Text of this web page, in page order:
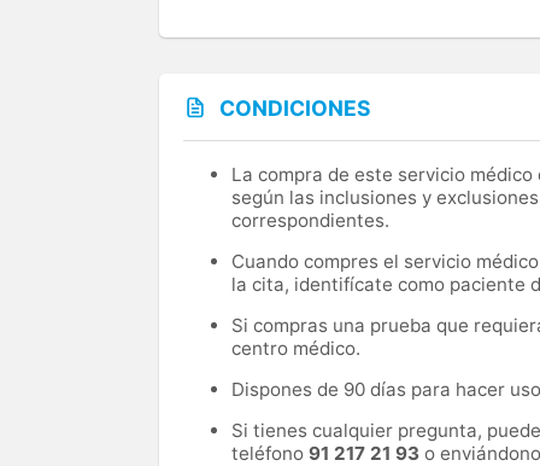
CONDICIONES
La compra de este servicio
según las inclusiones y
correspondientes.
Cuando compres el servicio
la cita, identifícate como paciente
Si compras una prueba que
centro médico.
Dispones de 90 días para hacer
Si tienes cualquier pregunta,
teléfono 91 217 21 93 o